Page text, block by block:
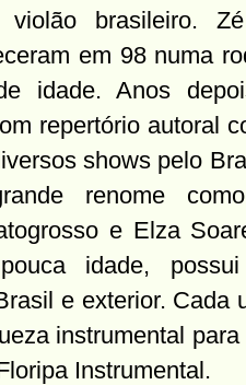
violão brasileiro.
em 98 numa
idade. Anos
repertório autoral
shows pelo
renome
e Elza
idade,
e exterior. Cada
instrumental
Instrumental.